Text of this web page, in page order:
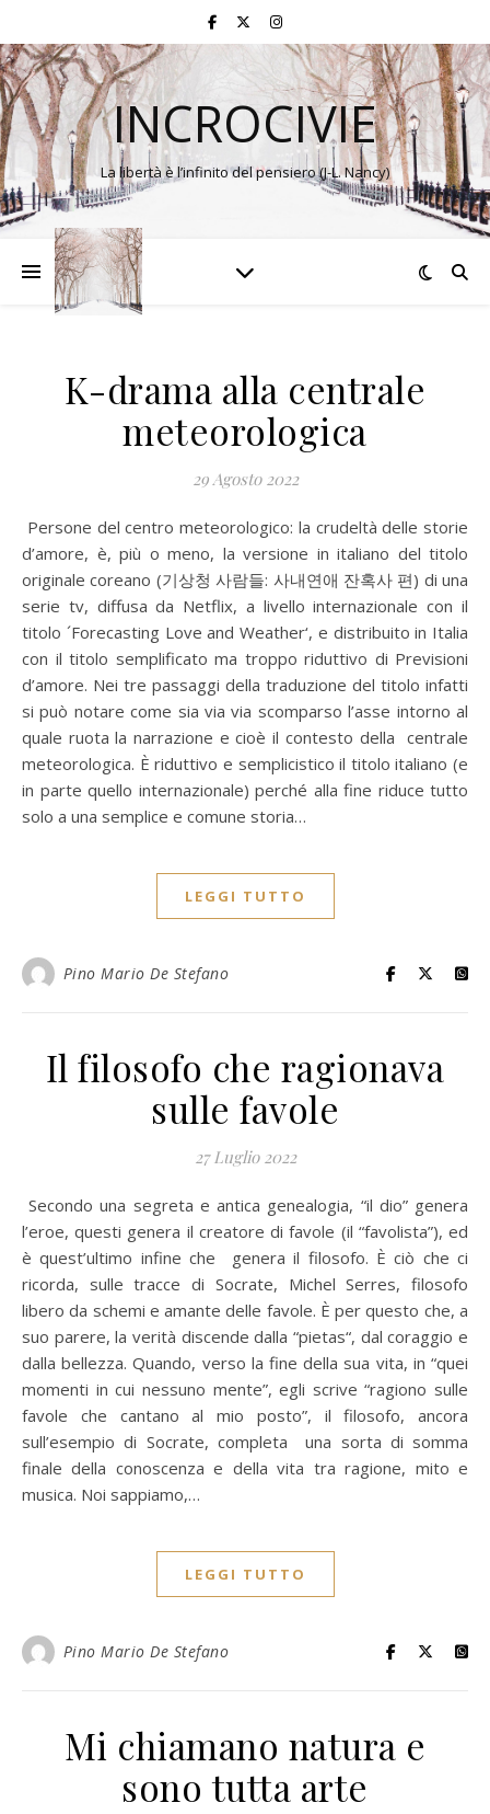
INCROCIVIE
La libertà è l’infinito del pensiero (J-L. Nancy)
K-drama alla centrale
meteorologica
29 Agosto 2022
Persone del centro meteorologico: la crudeltà delle storie
d’amore, è, più o meno, la versione in italiano del titolo
originale coreano (기상청 사람들: 사내연애 잔혹사 편) di una
serie tv, diffusa da Netflix, a livello internazionale con il
titolo ´Forecasting Love and Weather‘, e distribuito in Italia
con il titolo semplificato ma troppo riduttivo di Previsioni
d’amore. Nei tre passaggi della traduzione del titolo infatti
si può notare come sia via via scomparso l’asse intorno al
quale ruota la narrazione e cioè il contesto della centrale
meteorologica. È riduttivo e semplicistico il titolo italiano (e
in parte quello internazionale) perché alla fine riduce tutto
solo a una semplice e comune storia…
LEGGI TUTTO
Pino Mario De Stefano
Il filosofo che ragionava
sulle favole
27 Luglio 2022
Secondo una segreta e antica genealogia, “il dio” genera
l’eroe, questi genera il creatore di favole (il “favolista”), ed
è quest’ultimo infine che genera il filosofo. È ciò che ci
ricorda, sulle tracce di Socrate, Michel Serres, filosofo
libero da schemi e amante delle favole. È per questo che, a
suo parere, la verità discende dalla “pietas“, dal coraggio e
dalla bellezza. Quando, verso la fine della sua vita, in “quei
momenti in cui nessuno mente”, egli scrive “ragiono sulle
favole che cantano al mio posto”, il filosofo, ancora
sull’esempio di Socrate, completa una sorta di somma
finale della conoscenza e della vita tra ragione, mito e
musica. Noi sappiamo,…
LEGGI TUTTO
Pino Mario De Stefano
Mi chiamano natura e
sono tutta arte